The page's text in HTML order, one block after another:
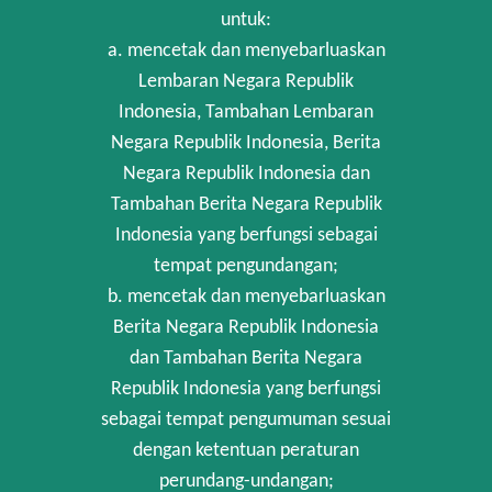
untuk:
a. mencetak dan menyebarluaskan
Lembaran Negara Republik
Indonesia, Tambahan Lembaran
Negara Republik Indonesia, Berita
Negara Republik Indonesia dan
Tambahan Berita Negara Republik
Indonesia yang berfungsi sebagai
tempat pengundangan;
b. mencetak dan menyebarluaskan
Berita Negara Republik Indonesia
dan Tambahan Berita Negara
Republik Indonesia yang berfungsi
sebagai tempat pengumuman sesuai
dengan ketentuan peraturan
perundang-undangan;